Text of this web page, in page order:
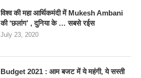
विश्व की महा आर्थिकमंदी में Mukesh Ambani
की ‘छलांग’ , दुनिया के … सबसे रईस
July 23, 2020
Budget 2021 : आम बजट में ये महंगी, ये सस्‍ती